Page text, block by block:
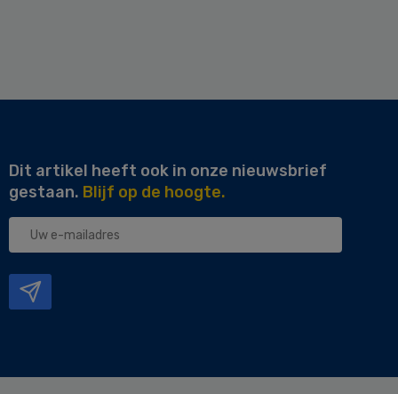
Dit artikel heeft ook in onze nieuwsbrief
gestaan. Blijf op de hoogte.
Uw